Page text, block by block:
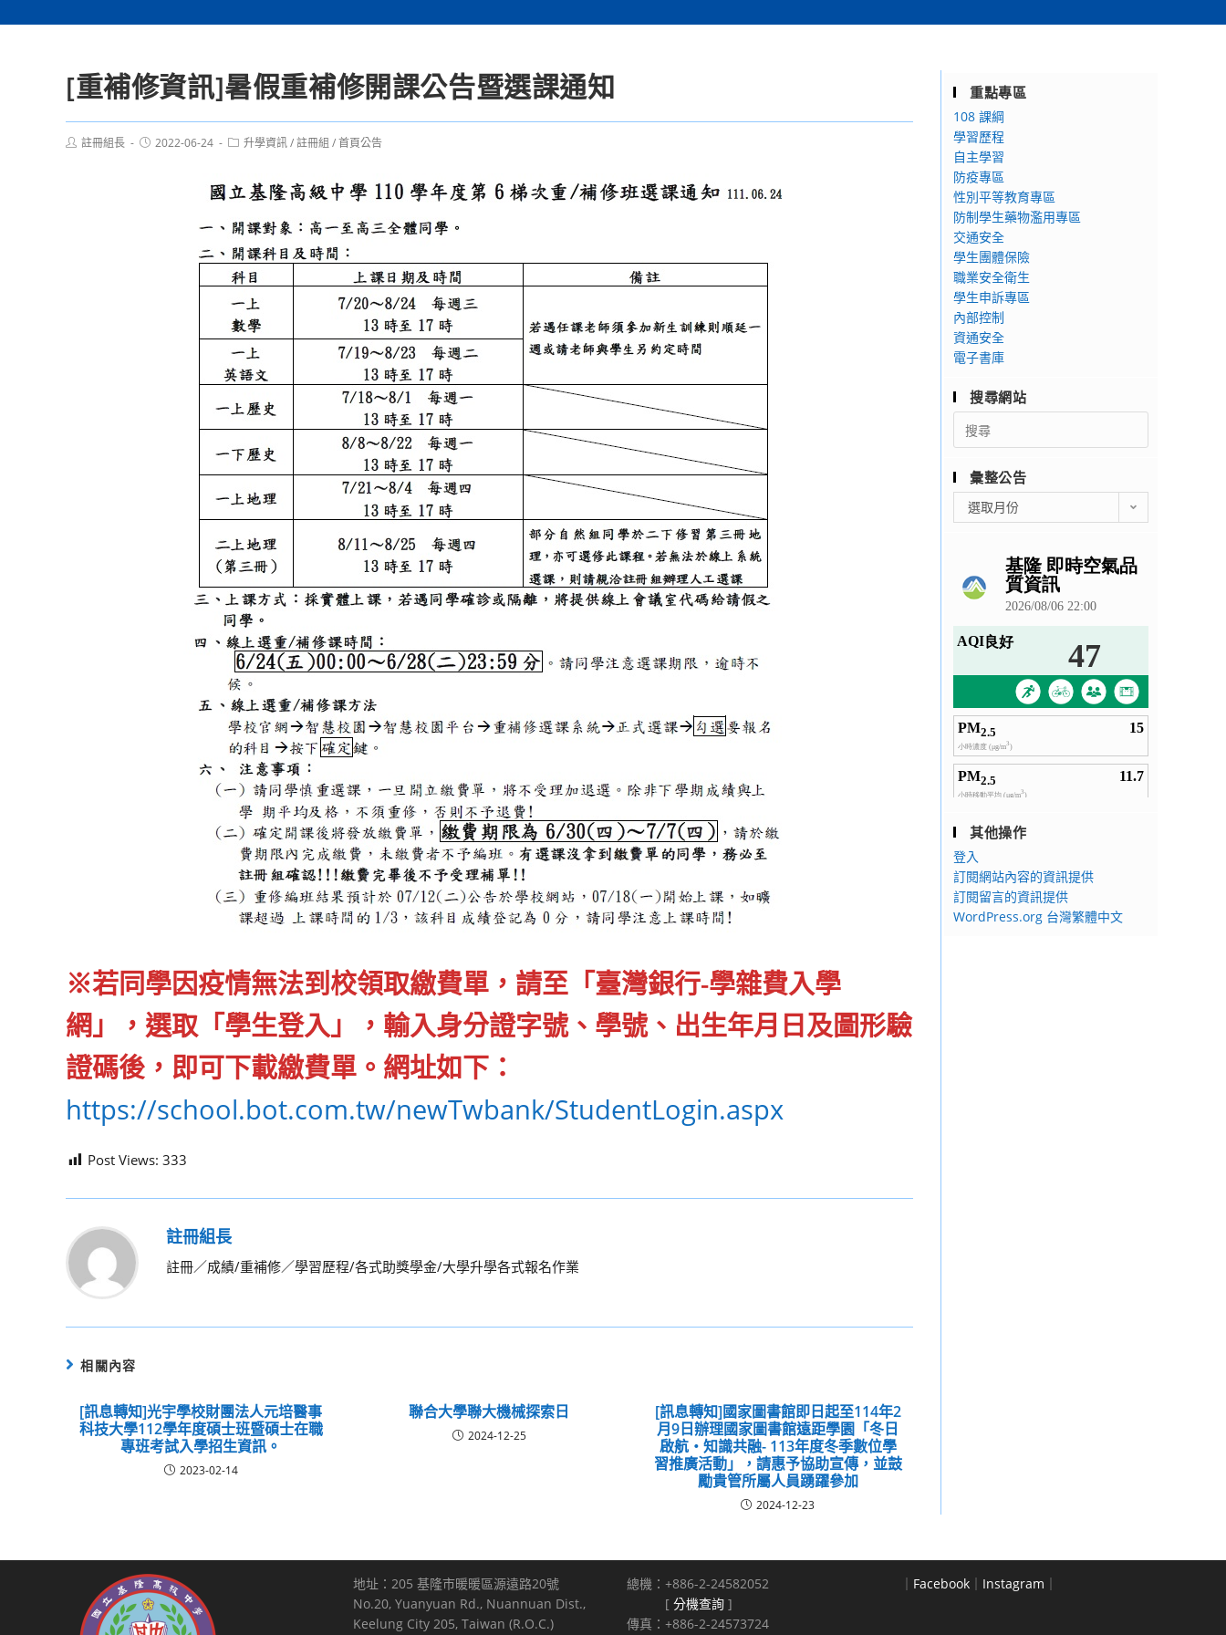
[重補修資訊]暑假重補修開課公告暨選課通知
Post註冊組長
Post2022-06-24
Post升學資訊/註冊組 /首頁公告
※若同學因疫情無法到校領取繳費單，請至「臺灣銀行-學雜費入學
網」，選取「學生登入」，輸入身分證字號、學號、出生年月日及圖形驗
證碼後，即可下載繳費單。 網址如下：
https://school.bot.com.tw/newTwbank/StudentLogin.aspx
Post Views: 333
註冊組長
註冊／成績/重補修／學習歷程/各式助獎學金/大學升學各式報名作業
相關內容
[訊息轉知]光宇學校財團法人元培醫事
科技大學112學年度碩士班暨碩士在職
專班考試入學招生資訊。
2023-02-14
聯合大學聯大機械探索日
2024-12-25
[訊息轉知]國家圖書館即日起至114年2
月9日辦理國家圖書館遠距學園「冬日
啟航‧知識共融- 113年度冬季數位學
習推廣活動」，請惠予協助宣傳，並鼓
勵貴管所屬人員踴躍參加
2024-12-23
重點專區
108 課綱
學習歷程
自主學習
防疫專區
性別平等教育專區
防制學生藥物濫用專區
交通安全
學生團體保險
職業安全衛生
學生申訴專區
內部控制
資通安全
電子書庫
搜尋網站
Search
for:
彙整公告
整
選取月份
其他操作
登入
訂閱網站內容的資訊提供
訂閱留言的資訊提供
WordPress.org 台灣繁體中文
地址：205 基隆市暖暖區源遠路20號
No.20, Yuanyuan Rd., Nuannuan Dist.,
Keelung City 205, Taiwan (R.O.C.)
總機：+886-2-24582052
[ 分機查詢 ]
傳真：+886-2-24573724
｜ Facebook ｜ Instagram ｜